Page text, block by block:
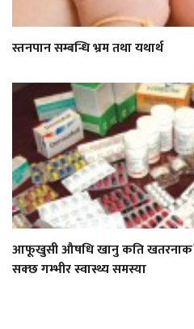
स्तनपान सम्बन्धि भ्रम तथा यथार्थ
आफूखुसी औषधि खानु कति खतरनाक?
सक्छ गम्भीर स्वास्थ्य समस्या